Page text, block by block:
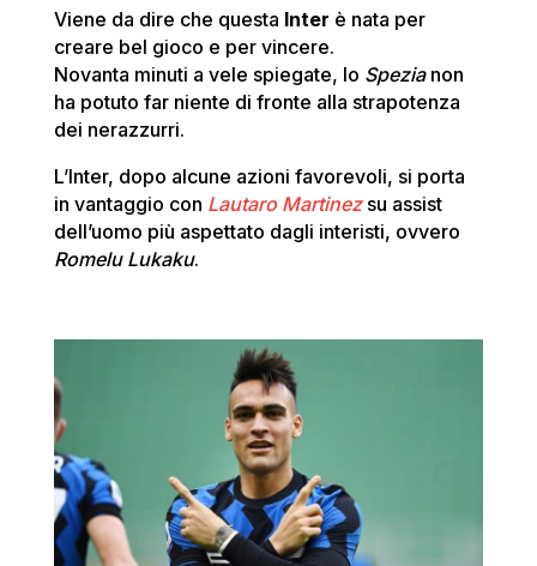
Viene da dire che questa Inter è nata per
creare bel gioco e per vincere.
Novanta minuti a vele spiegate, lo Spezianon
ha potuto far niente di fronte alla strapotenza
dei nerazzurri.
L’Inter, dopo alcune azioni favorevoli, si porta
in vantaggio con Lautaro Martinezsu assist
dell’uomo più aspettato dagli interisti, ovvero
Romelu Lukaku.